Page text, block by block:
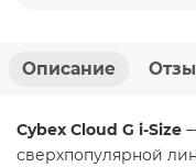
Описание
Cybex Cloud G i-Size
сверхпопулярной